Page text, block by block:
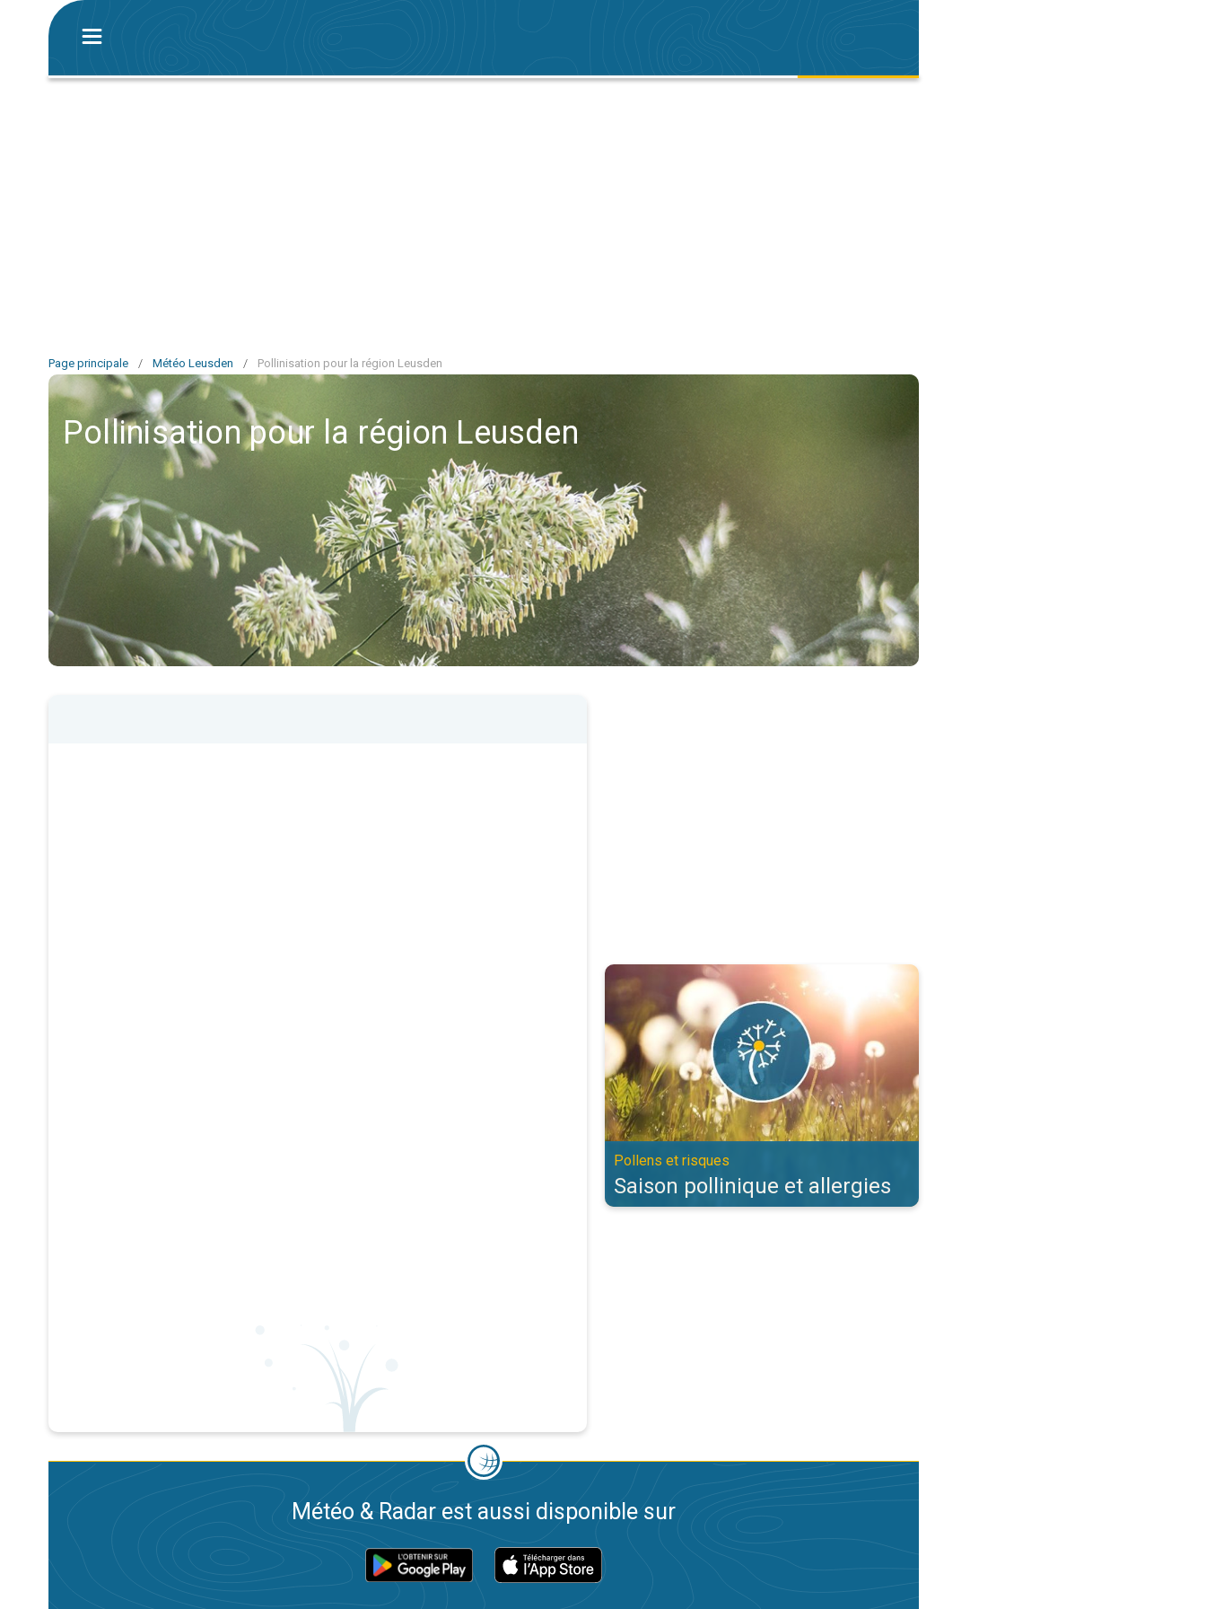
Page principale / Météo Leusden / Pollinisation pour la région Leusden
Pollinisation pour la région Leusden
Saison pollinique et allergies. Pollens et risques. . .
Pollens et risques
Saison pollinique et allergies
Météo & Radar est aussi disponible sur